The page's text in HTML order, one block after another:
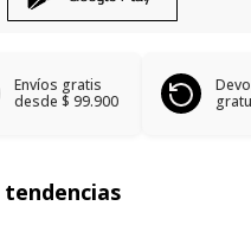
Envíos gratis
desde$ 99.900
tendencias